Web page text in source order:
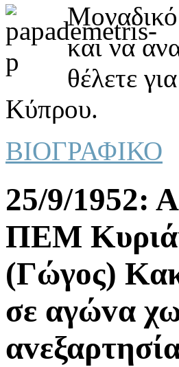
Μοναδικό
και να
θέλετε
Κύπρου.
ΒΙΟΓΡΑΦΙΚΟ
25/9/1952:
ΠΕΜ
(Γώγoς)
σε αγώvα